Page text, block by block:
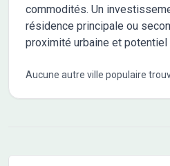
commodités. Un
résidence principale ou
proximité urbaine et
Aucune autre ville populaire